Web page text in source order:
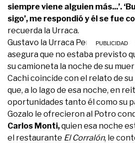
siempre viene alguien más...’.
sigo’, me respondió y él se fue
recuerda la Urraca.
Gustavo la Urraca Pereyra,
asegura que no estaba previsto
su camioneta la noche de su
Cachi coincide con el relato de
que, a lo lago de esa noche, en
oportunidades tanto él como su
Gozalo le ofrecieron al Potro
Carlos Monti,quien esa noche
el restaurante El Corralón, le